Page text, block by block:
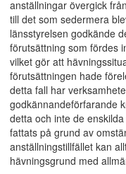
anställningar övergick
till det som sedermera
länsstyrelsen godkände
förutsättning som fördes
vilket gör att
förutsättningen hade
detta fall har
godkännandeförfarande
detta och inte de
fattats på grund av
anställningstillfället kan
hävningsgrund med